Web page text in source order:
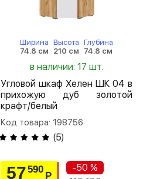
Ширина
74.8 см
Высота
210 см
Глубина
74.8 см
в наличии: 17 шт.
Угловой шкаф Хелен ШК 04 в
прихожую дуб золотой
крафт/белый
Код товара: 198756
(5)
57590
Р
-50 %